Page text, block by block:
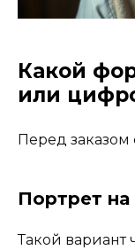
Какой
или
Перед заказом
Портрет на
Такой вариант